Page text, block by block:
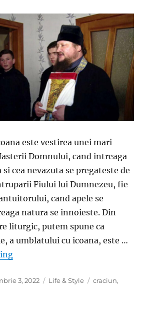
este vestirea unei mari
Domnului, cand intreaga
cea nevazuta se pregateste de
Fiului lui Dumnezeu, fie
cand apele se
natura se innoieste. Din
liturgic, putem spune ca
a umblatului cu icoana, este …
„De ce umbla preotul cu icoana
3, 2022 Categories
Life & Style Tags
craciun,